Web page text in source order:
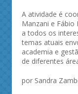
A atividade é
Manzani e Fábio
a todos os
temas atuais
academia e
de diferentes
por Sandra